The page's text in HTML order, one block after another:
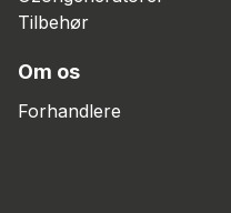
Tilbehør
Om os
Forhandlere